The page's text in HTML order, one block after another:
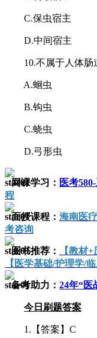
C.保虫宿主
D.中间宿主
10.不属于人体肠
A.蛔虫
B.钩虫
C.蛲虫
D.弓形虫
网课学习： 医考
程
面授课程： 海南医
考咨询
图书推荐： 【教材
【医学基础/护理学/临
备考助力： 24年“医
今日刷题答案
1.【答案】C